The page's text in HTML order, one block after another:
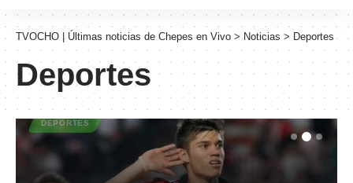
TVOCHO | Últimas noticias de Chepes en Vivo > Noticias > Deportes
Deportes
DEPORTES
Joaquín Correa vuelve a
Estudiantes: el Tucu regresa al club